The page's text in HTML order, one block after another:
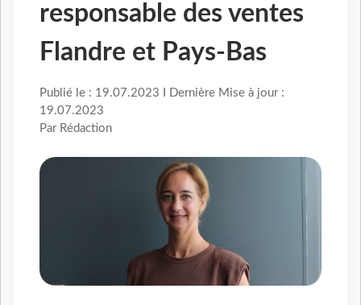
responsable des ventes
Flandre et Pays-Bas
Publié le : 19.07.2023 I Dernière Mise à jour :
19.07.2023
Par Rédaction